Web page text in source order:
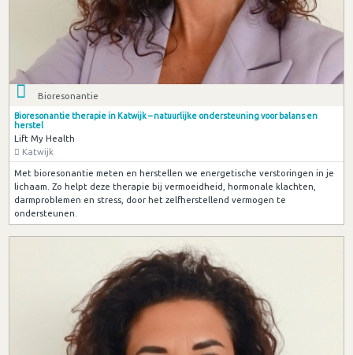
Bioresonantie
Bioresonantie therapie in Katwijk – natuurlijke ondersteuning voor balans en
herstel
Lift My Health
Katwijk
Met bioresonantie meten en herstellen we energetische verstoringen in je
lichaam. Zo helpt deze therapie bij vermoeidheid, hormonale klachten,
darmproblemen en stress, door het zelfherstellend vermogen te
ondersteunen.